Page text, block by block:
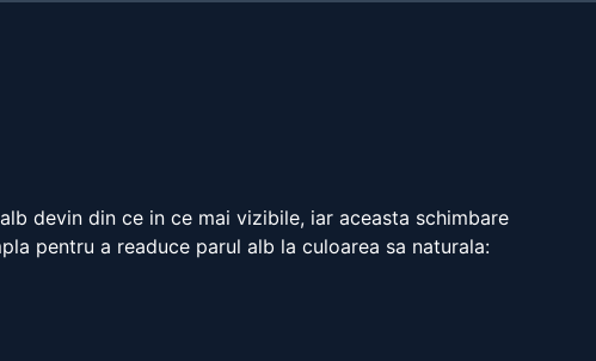
devin din ce in ce mai vizibile, iar aceasta schimbare
pentru a readuce parul alb la culoarea sa naturala: